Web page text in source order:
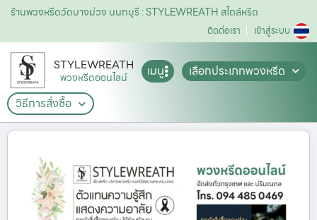
ร้านพวงหรีดวัดบางม่วง นนทบุรี : STYLEWREATH สไตล์หรีด
ติดต่อเรา เข้าสู่ระบบ
STYLEWREATH
พวงหรีดออนไลน์ เมนู
เลือกประเภทพวงหรีด
วิธีการสั่งซื้อ